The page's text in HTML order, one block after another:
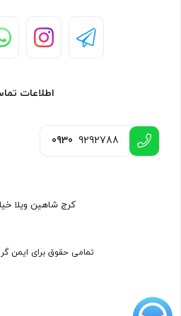
اطلاعات
0930 9292788
کرج شاهین ویلا
تمامی حقوق برای ایمن